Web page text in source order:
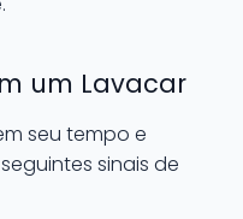
um Lavacar
seu tempo e
sinais de